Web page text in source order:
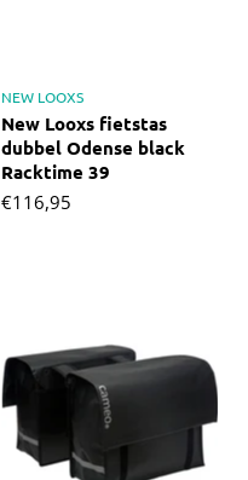
NEW LOOXS
New Looxs fietstas
dubbel Odense black
Racktime 39
€116,95